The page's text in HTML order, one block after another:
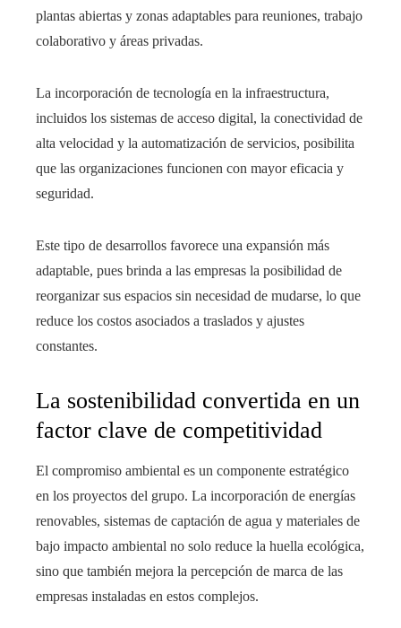
plantas abiertas y zonas adaptables para reuniones, trabajo
colaborativo y áreas privadas.
La incorporación de tecnología en la infraestructura,
incluidos los sistemas de acceso digital, la conectividad de
alta velocidad y la automatización de servicios, posibilita
que las organizaciones funcionen con mayor eficacia y
seguridad.
Este tipo de desarrollos favorece una expansión más
adaptable, pues brinda a las empresas la posibilidad de
reorganizar sus espacios sin necesidad de mudarse, lo que
reduce los costos asociados a traslados y ajustes
constantes.
La sostenibilidad convertida en un
factor clave de competitividad
El compromiso ambiental es un componente estratégico
en los proyectos del grupo. La incorporación de energías
renovables, sistemas de captación de agua y materiales de
bajo impacto ambiental no solo reduce la huella ecológica,
sino que también mejora la percepción de marca de las
empresas instaladas en estos complejos.